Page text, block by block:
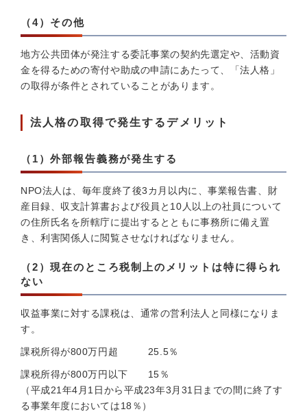
（4）その他
地方公共団体が発注する委託事業の契約先選定や、活動資
金を得るための寄付や助成の申請にあたって、「法人格」
の取得が条件とされていることがあります。
法人格の取得で発生するデメリット
（1）外部報告義務が発生する
NPO法人は、毎年度終了後3カ月以内に、事業報告書、財
産目録、収支計算書および役員と10人以上の社員について
の住所氏名を所轄庁に提出するとともに事務所に備え置
き、利害関係人に閲覧させなければなりません。
（2）現在のところ税制上のメリットは特に得られ
ない
収益事業に対する課税は、通常の営利法人と同様になりま
す。
課税所得が800万円超 25.5％
課税所得が800万円以下 15％
（平成21年4月1日から平成23年3月31日までの間に終了す
る事業年度においては18％）